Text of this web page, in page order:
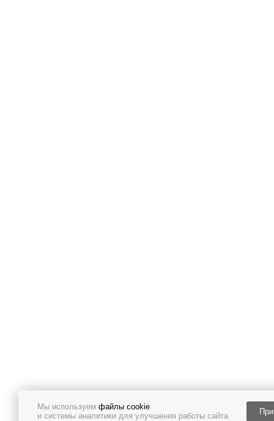
Мы используем файлы cookie
и системы аналитики для улучшения работы сайта